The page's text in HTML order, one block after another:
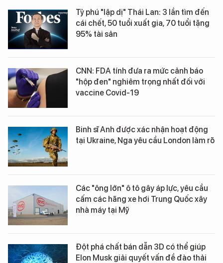
Tỷ phú "lập dị" Thái Lan: 3 lần tìm đến
cái chết, 50 tuổi xuất gia, 70 tuổi tặng
95% tài sản
CNN: FDA tính đưa ra mức cảnh báo
"hộp đen" nghiêm trọng nhất đối với
vaccine Covid-19
Binh sĩ Anh được xác nhận hoạt động
tại Ukraine, Nga yêu cầu London làm rõ
Các "ông lớn" ô tô gây áp lực, yêu cầu
cấm các hãng xe hơi Trung Quốc xây
nhà máy tại Mỹ
Đột phá chất bán dẫn 3D có thể giúp
Elon Musk giải quyết vấn đề đào thải